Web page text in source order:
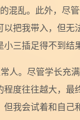
混乱。此外，尽
把我带入，但
三插足得不到结
人。尽管学长充
度往往越大，
我会试着和自己